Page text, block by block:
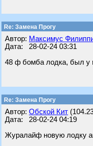
Re: Замена Прогу
Автор: Максимус
Дата: 28-02-24 03:31
48 ф бомба лодка, был у
Re: Замена Прогу
Автор: Обской Кит
Дата: 28-02-24 04:19
Журалайф новую лодку